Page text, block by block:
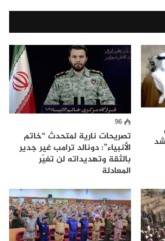
96
تصريحات نارية لمتحدث “خاتم
الأنبياء”: دونالد ترامب غير جدير
بالثقة وتهديداته لن تغيّر
المعادلة